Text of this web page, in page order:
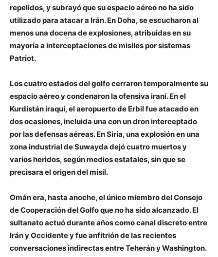
repelidos, y subrayó que su espacio aéreo no ha sido
utilizado para atacar a Irán. En Doha, se escucharon al
menos una docena de explosiones, atribuidas en su
mayoría a interceptaciones de misiles por sistemas
Patriot.
Los cuatro estados del golfo cerraron temporalmente su
espacio aéreo y condenaron la ofensiva iraní. En el
Kurdistán iraquí, el aeropuerto de Erbil fue atacado en
dos ocasiones, incluida una con un dron interceptado
por las defensas aéreas. En Siria, una explosión en una
zona industrial de Suwayda dejó cuatro muertos y
varios heridos, según medios estatales, sin que se
precisara el origen del misil.
Omán era, hasta anoche, el único miembro del Consejo
de Cooperación del Golfo que no ha sido alcanzado. El
sultanato actuó durante años como canal discreto entre
Irán y Occidente y fue anfitrión de las recientes
conversaciones indirectas entre Teherán y Washington.